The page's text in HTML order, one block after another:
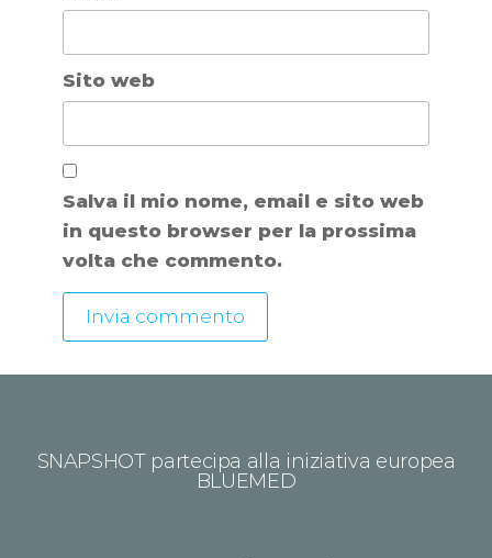
Sito web
Salva il mio nome, email e sito web
in questo browser per la prossima
volta che commento.
SNAPSHOT partecipa alla iniziativa europea
BLUEMED